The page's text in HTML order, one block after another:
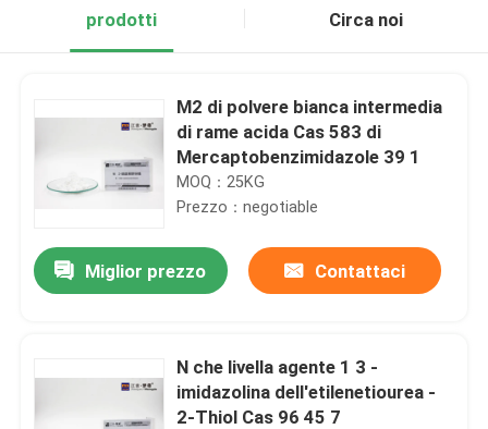
prodotti Circa noi
M2 di polvere bianca intermedia
di rame acida Cas 583 di
Mercaptobenzimidazole 39 1
MOQ：25KG
Prezzo：negotiable
Miglior prezzo Contattaci
N che livella agente 1 3 -
imidazolina dell'etilenetiourea -
2-Thiol Cas 96 45 7